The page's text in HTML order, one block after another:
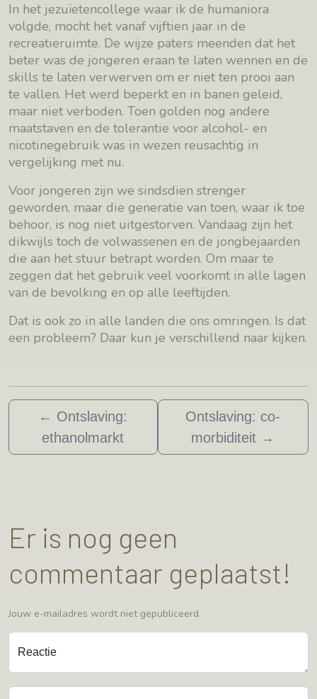
In het jezuïetencollege waar ik de humaniora
volgde, mocht het vanaf vijftien jaar in de
recreatieruimte. De wijze paters meenden dat het
beter was de jongeren eraan te laten wennen en de
skills te laten verwerven om er niet ten prooi aan
te vallen. Het werd beperkt en in banen geleid,
maar niet verboden. Toen golden nog andere
maatstaven en de tolerantie voor alcohol- en
nicotinegebruik was in wezen reusachtig in
vergelijking met nu.
Voor jongeren zijn we sindsdien strenger
geworden, maar die generatie van toen, waar ik toe
behoor, is nog niet uitgestorven. Vandaag zijn het
dikwijls toch de volwassenen en de jongbejaarden
die aan het stuur betrapt worden. Om maar te
zeggen dat het gebruik veel voorkomt in alle lagen
van de bevolking en op alle leeftijden.
Dat is ook zo in alle landen die ons omringen. Is dat
een probleem? Daar kun je verschillend naar kijken.
← Ontslaving:
ethanolmarkt
Ontslaving: co-
morbiditeit →
Er is nog geen
commentaar geplaatst!
Jouw e-mailadres wordt niet gepubliceerd.
Reactie